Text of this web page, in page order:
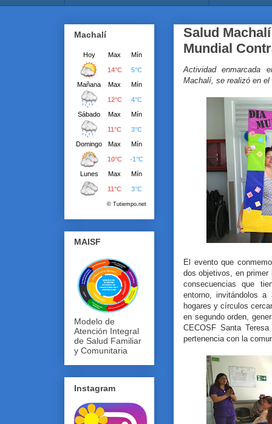
Salud
Mundial
Actividad enmarcada
Machalí, se realizó en
El evento que
dos objetivos, en
consecuencias que
entorno, invitándolos
hogares y círculos
en segundo orden,
CECOSF Santa
pertenencia con la
Machalí
MAISF
Modelo de
Atención Integral
de Salud Familiar
y Comunitaria
Instagram